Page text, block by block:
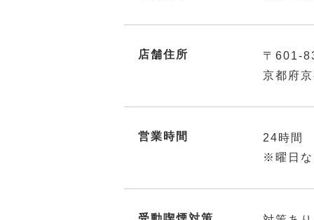
店舗住所
〒601-
京都府
営業時間
24時間
※曜日な